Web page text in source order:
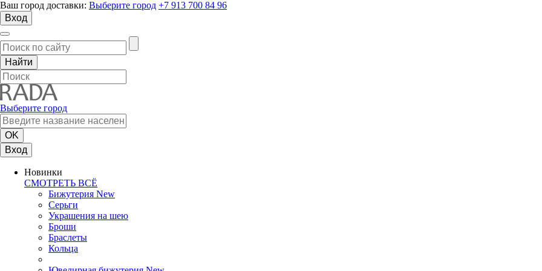
Ваш город доставки: Выберите город +7 913 700 84 96
Вход
Выберите город
Вход
Новинки
СМОТРЕТЬ ВСЁ
Бижутерия New
Серьги
Украшения на шею
Броши
Браслеты
Кольца